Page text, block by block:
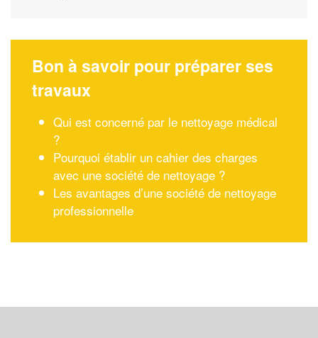
Bon à savoir pour préparer ses
travaux
Qui est concerné par le nettoyage médical
?
Pourquoi établir un cahier des charges
avec une société de nettoyage ?
Les avantages d’une société de nettoyage
professionnelle